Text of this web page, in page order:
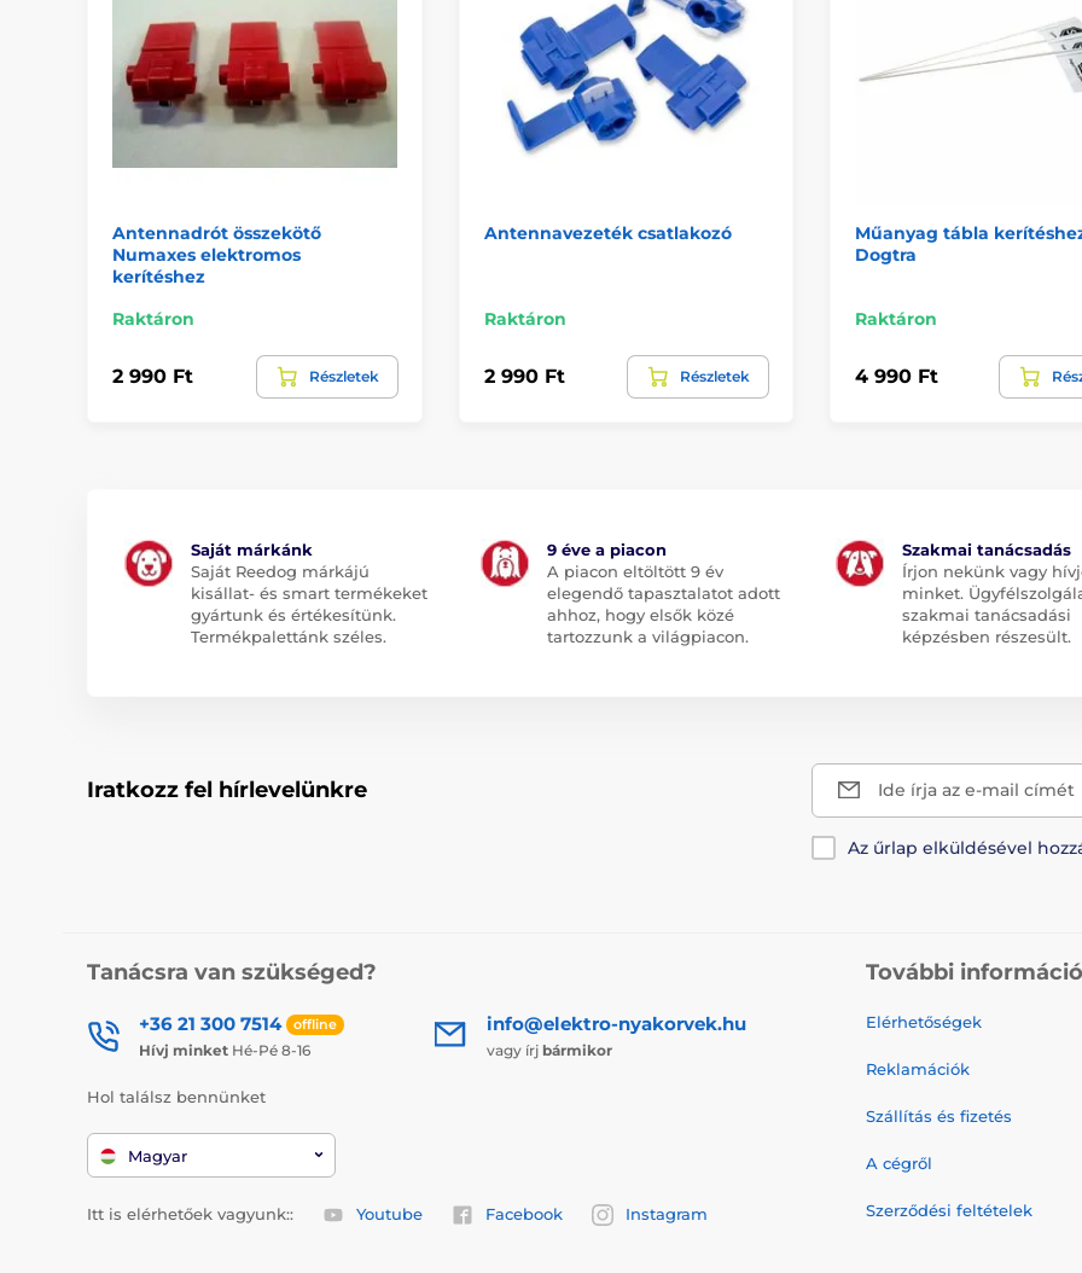
Antennadrót összekötő
Numaxes elektromos
kerítéshez
Raktáron
2 990 Ft Részletek
Antennavezeték csatlakozó
Raktáron
2 990 Ft Részletek
Műanyag tábla
Dogtra
Raktáron
4 990 Ft
Saját márkánk
Saját Reedog márkájú
kisállat- és smart termékeket
gyártunk és értékesítünk.
Termékpalettánk széles.
9 éve a piacon
A piacon eltöltött 9 év
elegendő tapasztalatot adott
ahhoz, hogy elsők közé
tartozzunk a világpiacon.
Szakmai tanácsadás
Írjon nekünk vagy
minket.
szakmai tanácsadási
képzésben részesült.
Iratkozz fel hírlevelünkre Ide írja az e-mail címét
Az űrlap elküldésével
Tanácsra van szükséged?
+36 21 300 7514 offline
Hívj minket Hé-Pé 8-16
info@elektro-nyakorvek.hu
vagy írj bármikor
Hol találsz bennünket
Magyar
Itt is elérhetőek vagyunk:: Youtube Facebook Instagram
További
Elérhetőségek
Reklamációk
Szállítás és fizetés
A cégről
Szerződési feltételek